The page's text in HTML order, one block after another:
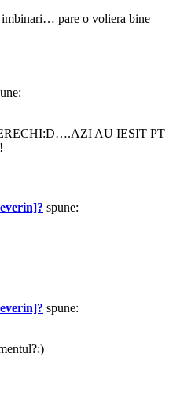
pare o voliera bine
AU IESIT PT
spune:
spune: